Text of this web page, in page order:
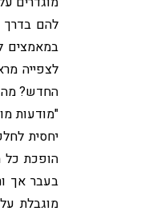
להם בדרך
במאמצים
לצפייה
החדש? מה
"מודעות
יחסית
הופכת כל
בעבר אך
מוגבלת